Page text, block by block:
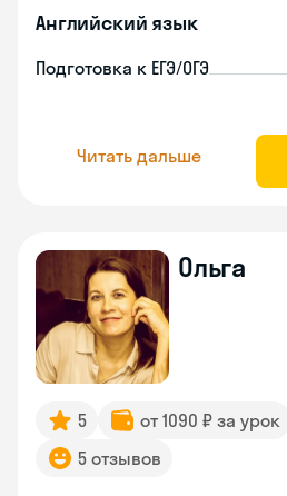
Английский язык
Подготовка к ЕГЭ/ОГЭ
Читать дальше
Ольга
5 от 1090 ₽ за урок
5 отзывов